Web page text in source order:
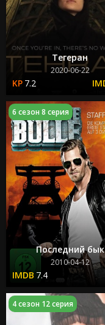
Тегеран
2020-06-22
7.2
Последний бык
2010-04-12
7.4
6 сезон 8 серия
4 сезон 12 серия